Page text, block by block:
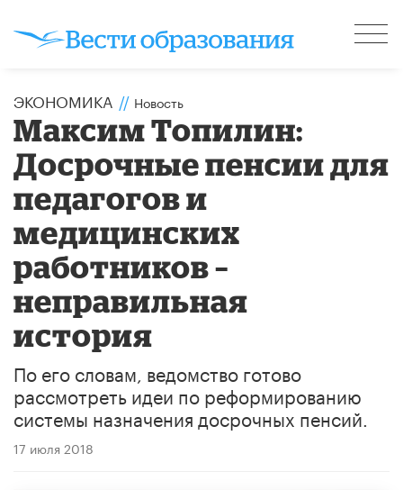
ЭКОНОМИКА // Новость
Максим Топилин:
Досрочные пенсии для
педагогов и
медицинских
работников –
неправильная
история
По его словам, ведомство готово
рассмотреть идеи по реформированию
системы назначения досрочных пенсий.
17 июля 2018